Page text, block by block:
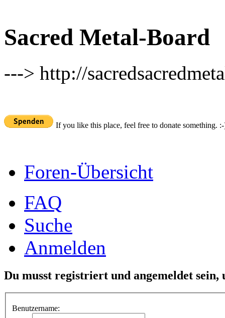
Sacred Metal-Board
---> http://
If you like this place, feel free to donate something.
Foren-Übersicht
FAQ
Suche
Anmelden
Du musst registriert und angemeldet sein,
Benutzername: